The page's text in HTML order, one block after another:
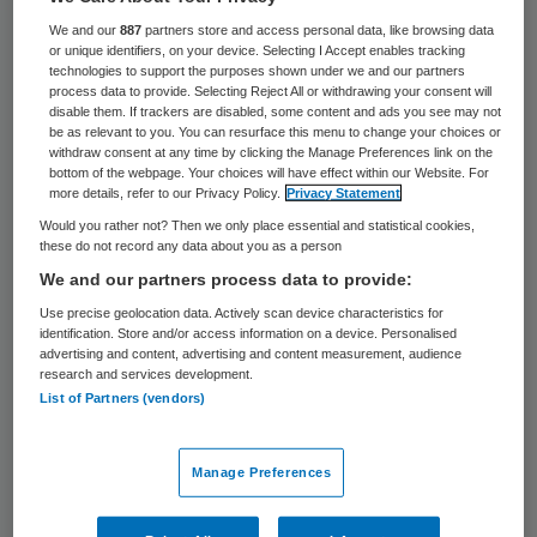
1377 keer gelezen
De algemene ledenvergadering van het
Koninklijk Nederlands Genootschap voor
Fysiotherapie (KNGF) heeft ingestemd met
de benoeming van mr. drs. Lodi Hennink als
nieuwe voorzitter.
Hennink volgt Guido van Woerkom op die op
eigen verzoek 1 maart aftrad. Jurist en
econoom Hennink heeft langjarige ervaring
in het besturen, toezichthouden en
eerstelijnszorg.
Hij was tot en met 2016 algemeen directeur
We and our887 partners store and access personal data, like browsing data
or unique identifiers, on your device. Selecting I Accept enables tracking
technologies to support the purposes shown under we and our partners
process data to provide. Selecting Reject All or withdrawing your consent will
disable them. If trackers are disabled, some content and ads you see may not
be as relevant to you. You can resurface this menu to change your choices or
withdraw consent at any time by clicking the Manage Preferences link on the
bottom of the webpage. Your choices will have effect within our Website. For
more details, refer to our Privacy Policy.
Privacy Statement
Would you rather not? Then we only place essential and statistical cookies,
these do not record any data about you as a person
We and our partners process data to provide:
Use precise geolocation data. Actively scan device characteristics for
identification. Store and/or access information on a device. Personalised
advertising and content, advertising and content measurement, audience
research and services development.
List of Partners (vendors)
Manage Preferences